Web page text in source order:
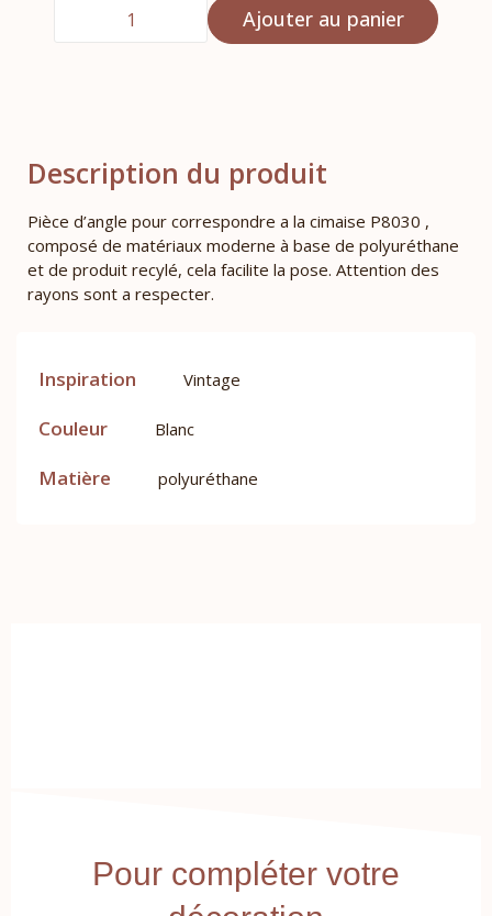
Ajouter au panier
Description du produit
Pièce d’angle pour correspondre a la cimaise P8030 ,
composé de matériaux moderne à base de polyuréthane
et de produit recylé, cela facilite la pose. Attention des
rayons sont a respecter.
Inspiration Vintage
Couleur Blanc
Matière polyuréthane
Pour compléter votre